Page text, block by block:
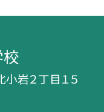
岩２丁目１５